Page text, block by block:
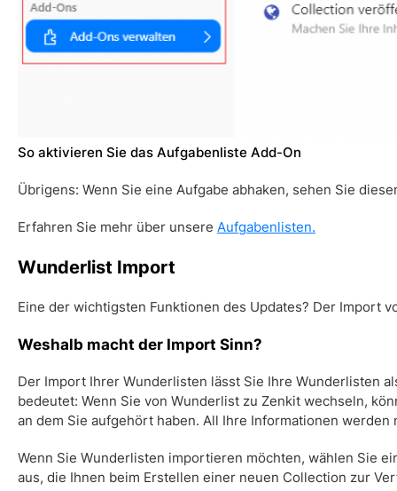
So aktivieren Sie das Aufgabenliste Add-On
Übrigens: Wenn Sie eine Aufgabe abhaken, sehen Sie
Erfahren Sie mehr über unsere Aufgabenlisten.
Wunderlist Import
Eine der wichtigsten Funktionen des Updates? Der Import
Weshalb macht der Import Sinn?
Der Import Ihrer Wunderlisten lässt Sie Ihre Wunderlisten
bedeutet: Wenn Sie von Wunderlist zu Zenkit wechseln,
an dem Sie aufgehört haben. All Ihre Informationen werden
Wenn Sie Wunderlisten importieren möchten, wählen Sie
aus, die Ihnen beim Erstellen einer neuen Collection zur